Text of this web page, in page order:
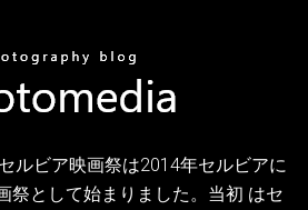
ルビア映画祭は2014年セルビアに
祭として始まりました。当初 はセ